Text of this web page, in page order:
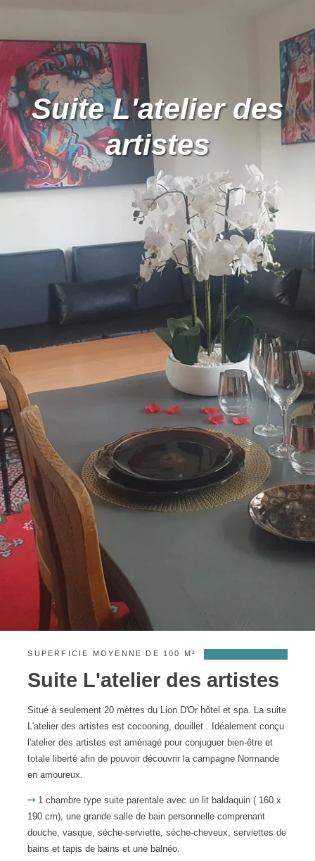
Suite L'atelier des
artistes
SUPERFICIE MOYENNE DE 100 M²
Suite L'atelier des artistes
Situé à seulement 20 mètres du Lion D'Or hôtel et spa. La suite
L'atelier des artistes est cocooning, douillet . Idéalement conçu
l'atelier des artistes est aménagé pour conjuguer bien-être et
totale liberté afin de pouvoir découvrir la campagne Normande
en amoureux.
1 chambre type suite parentale avec un lit baldaquin ( 160 x
190 cm), une grande salle de bain personnelle comprenant
douche, vasque, sèche-serviette, sèche-cheveux, serviettes de
bains et tapis de bains et une balnéo.